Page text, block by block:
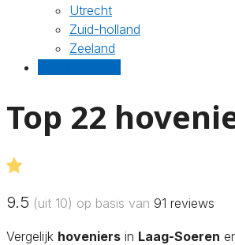
Utrecht
Zuid-holland
Zeeland
Top 22
9.5 (uit 10) op basis van 91 reviews
Vergelijk hoveniers in Laag-Soeren